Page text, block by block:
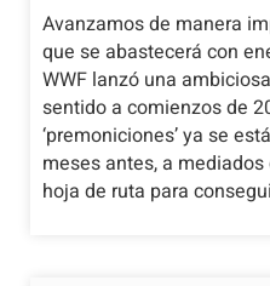
Avanzamos de manera
que se abastecerá con
WWF lanzó una
sentido a comienzos de
‘premoniciones’ ya se
meses antes, a
hoja de ruta para